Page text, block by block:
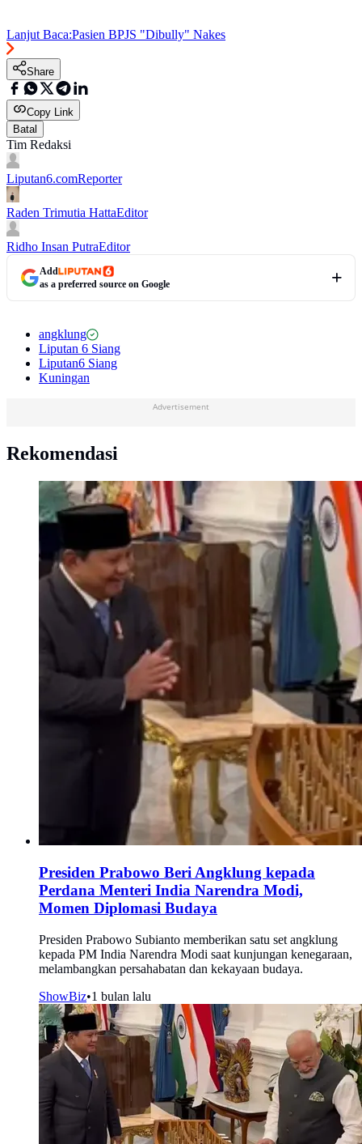
Lanjut Baca:Pasien BPJS "Dibully" Nakes
Share
Copy Link
Batal
Tim Redaksi
Liputan6.comReporter
Raden Trimutia HattaEditor
Ridho Insan PutraEditor
Add
as a preferred source on Google
angklung
Liputan 6 Siang
Liputan6 Siang
Kuningan
Advertisement
Rekomendasi
Presiden Prabowo Beri Angklung kepada
Perdana Menteri India Narendra Modi,
Momen Diplomasi Budaya
Presiden Prabowo Subianto memberikan satu set angklung
kepada PM India Narendra Modi saat kunjungan kenegaraan,
melambangkan persahabatan dan kekayaan budaya.
ShowBiz•1 bulan lalu